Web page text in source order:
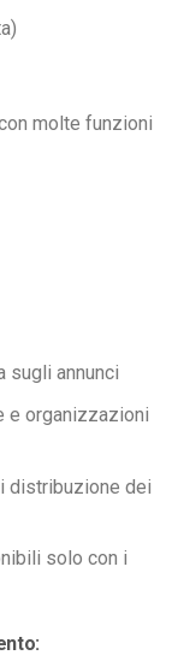
molte funzioni
sugli annunci
e organizzazioni
distribuzione dei
solo con i